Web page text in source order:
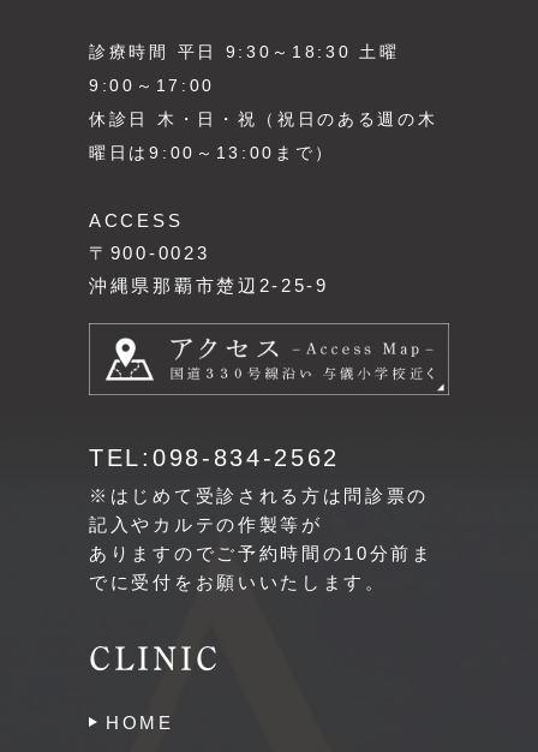
診療時間 平日 9:30～18:30 土曜
9:00～17:00
休診日 木・日・祝（祝日のある週の木
曜日は9:00～13:00まで）
ACCESS
〒900-0023
沖縄県那覇市楚辺2-25-9
TEL:098-834-2562
※はじめて受診される方は問診票の
記入やカルテの作製等が
ありますのでご予約時間の10分前ま
でに受付をお願いいたします。
CLINIC
HOME